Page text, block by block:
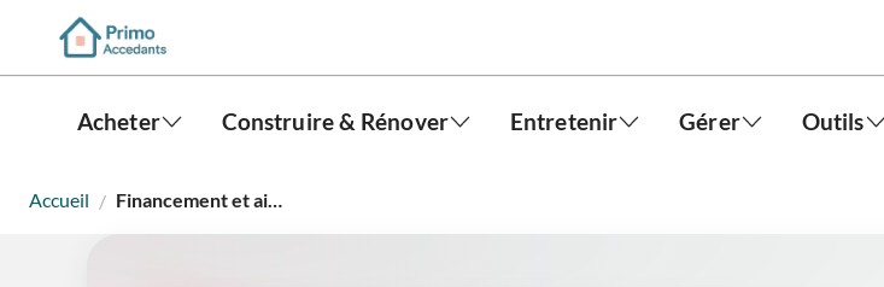
Acheter Construire & Rénover Entretenir Gérer Outils
Accueil / Financement et aides